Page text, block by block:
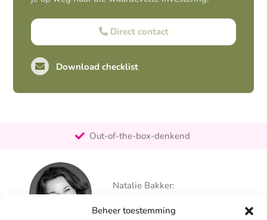
Beheer toestemming
Direct contact
Download checklist
Persoonlijk
Natalie Bakker:
info@alertpromotie.nl